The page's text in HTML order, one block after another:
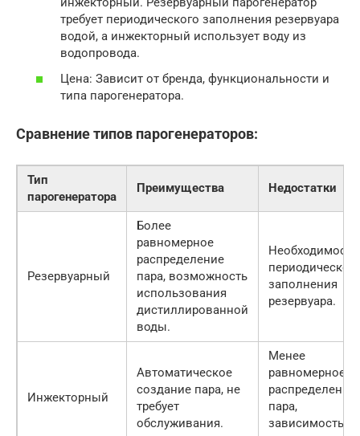
требует периодического заполнения резервуара
водой, а инжекторный использует воду из
водопровода.
Цена: Зависит от бренда, функциональности и
типа парогенератора.
Сравнение типов парогенераторов:
Тип
парогенератора
Преимущества Недостатки
Резервуарный
Более
равномерное
распределение
пара, возможность
использования
дистиллированной
воды.
Необходимость
заполнения
резервуара.
Инжекторный
Автоматическое
создание пара, не
требует
обслуживания.
Менее
равномерное
распределение
пара,
зависимость от